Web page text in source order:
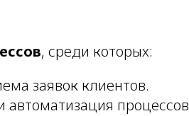
, среди которых:
заявок клиентов.
автоматизация процессов